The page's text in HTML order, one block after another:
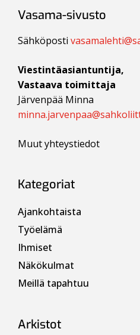
Vasama-sivusto
Sähköposti
Viestintäasiantuntija,
Vastaava toimittaja
Järvenpää Minna
Muut yhteystiedot
Kategoriat
Ajankohtaista
Työelämä
Ihmiset
Näkökulmat
Meillä tapahtuu
Arkistot